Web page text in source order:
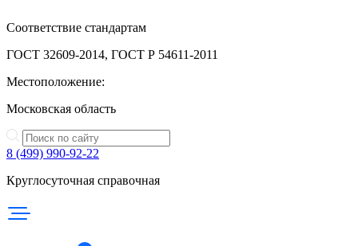
Соответствие стандартам
ГОСТ 32609-2014, ГОСТ Р 54611-2011
Местоположение:
Московская область
8 (499) 990-92-22
Круглосуточная справочная